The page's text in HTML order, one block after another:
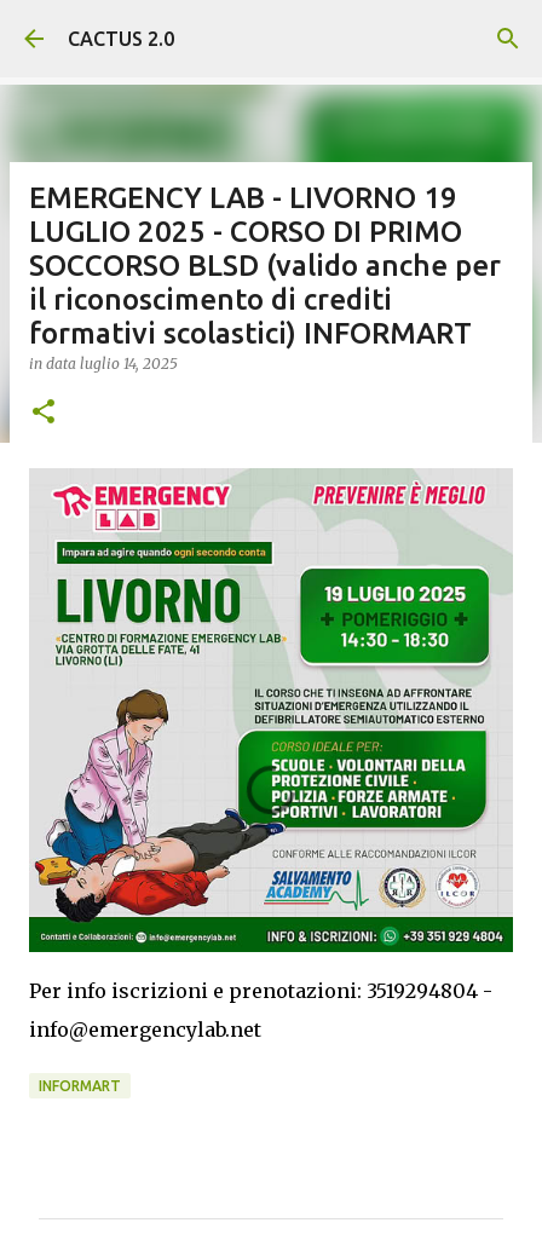
Passa ai contenuti principali
CACTUS 2.0
EMERGENCY LAB - LIVORNO 19
LUGLIO 2025 - CORSO DI PRIMO
SOCCORSO BLSD (valido anche per
il riconoscimento di crediti
formativi scolastici) INFORMART
in data luglio 14, 2025
Per info iscrizioni e prenotazioni: 3519294804 -
info@emergencylab.net
INFORMART